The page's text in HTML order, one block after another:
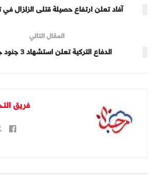
آفاد تعلن ارتفاع حصيلة قتلى الزلزال في
المقال التالي
الدفاع التركية تعلن استشهاد 3 جنود جراء الزلازل
فريق